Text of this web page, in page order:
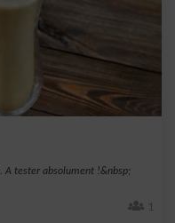
A tester absolument !&nbsp;
1